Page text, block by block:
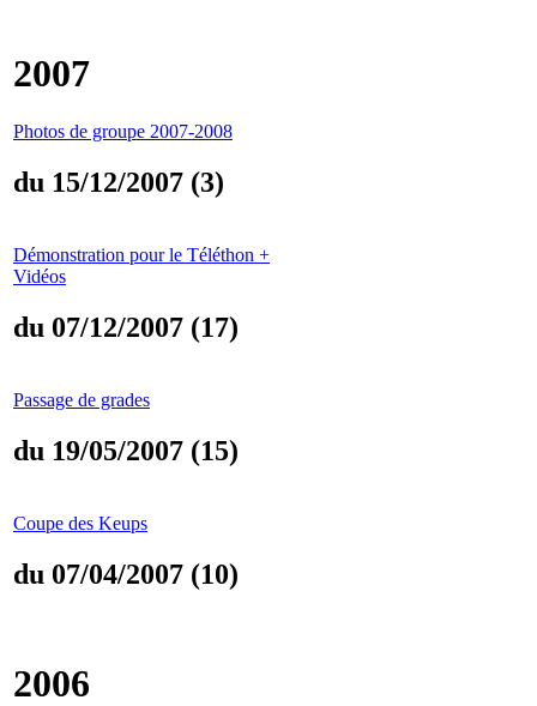
2007
Photos de groupe 2007-2008
du 15/12/2007 (3)
Démonstration pour le Téléthon +
Vidéos
du 07/12/2007 (17)
Passage de grades
du 19/05/2007 (15)
Coupe des Keups
du 07/04/2007 (10)
2006